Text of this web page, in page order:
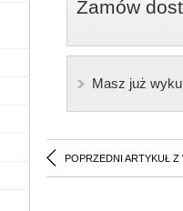
Zamów
Masz już
POPRZEDNI ARTYKUŁ Z